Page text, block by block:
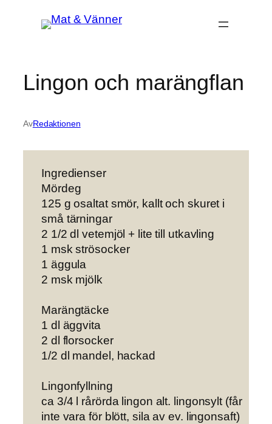
Lingon och marängflan
AvRedaktionen
Ingredienser
Mördeg
125 g osaltat smör, kallt och skuret i
små tärningar
2 1/2 dl vetemjöl + lite till utkavling
1 msk strösocker
1 äggula
2 msk mjölk
Marängtäcke
1 dl äggvita
2 dl florsocker
1/2 dl mandel, hackad
Lingonfyllning
ca 3/4 l rårörda lingon alt. lingonsylt (får
inte vara för blött, sila av ev. lingonsaft)